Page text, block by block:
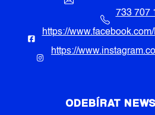
733 707
https://
https://
ODEBÍRAT